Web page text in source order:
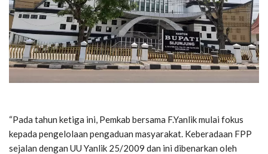
“Pada tahun ketiga ini, Pemkab bersama F.Yanlik mulai fokus
kepada pengelolaan pengaduan masyarakat. Keberadaan FPP
sejalan dengan UU Yanlik 25/2009 dan ini dibenarkan oleh